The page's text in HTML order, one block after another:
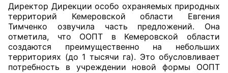
Структура Палаты
Комиссии
Экспертный совет ОП КО
Директор Дирекции особо охраняемых природных
территорий Кемеровской области Евгения
Тимченко озвучила часть предложений. Она
отметила, что ООПТ в Кемеровской области
создаются преимущественно на небольших
территориях (до 1 тысячи га). Это обусловливает
потребность в учреждении новой формы ООПТ